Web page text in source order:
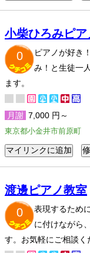
小柴ひろみピア
0
ピアノが好き
み！と生徒一
ます。
月謝 7,000 円～
東京都小金井市前原町
渡邊ピアノ教室
0
表現するため
に付けながら
す。お気軽にご相談く